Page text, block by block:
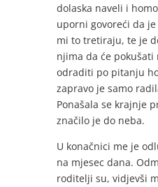
dolaska naveli i
uporni govoreći da
mi to tretiraju, te je
njima da će pokušati
odraditi po pitanju
zapravo je samo
Ponašala se krajnje
značilo je do neba.
U konačnici me je
na mjesec dana.
roditelji su, vidjevši